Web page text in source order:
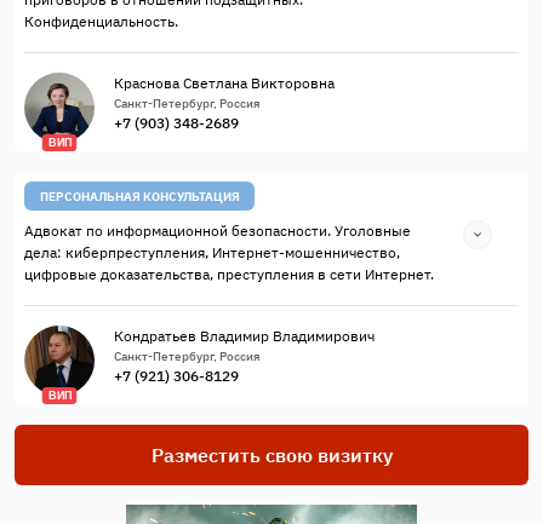
Конфиденциальность.
ВИП
Краснова Светлана Викторовна
Санкт-Петербург, Россия
+7 (903) 348-2689
ПЕРСОНАЛЬНАЯ КОНСУЛЬТАЦИЯ
Адвокат по информационной безопасности. Уголовные
дела: киберпреступления, Интернет-мошенничество,
цифровые доказательства, преступления в сети Интернет.
ВИП
Кондратьев Владимир Владимирович
Санкт-Петербург, Россия
+7 (921) 306-8129
Разместить свою визитку